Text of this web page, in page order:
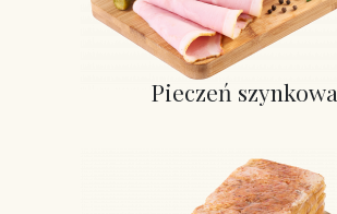
Pieczeń szynkowa